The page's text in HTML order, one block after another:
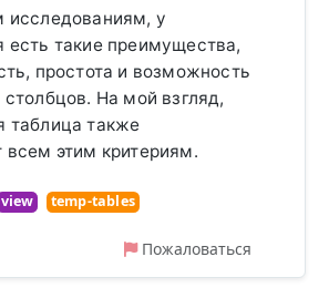
исследованиям, у
есть такие преимущества,
простота и возможность
На мой взгляд,
таблица также
всем этим критериям.
view temp-tables
Пожаловаться